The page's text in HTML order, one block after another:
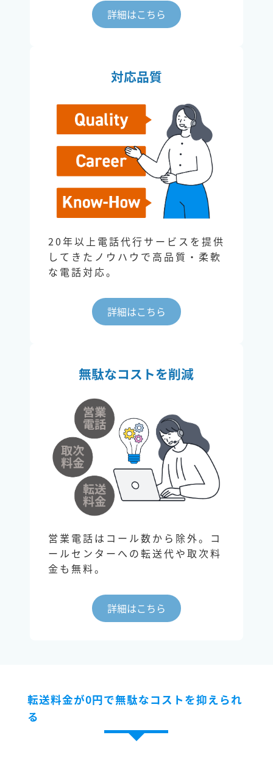
詳細はこちら
対応品質
20年以上電話代行サービスを提供
してきたノウハウで高品質・柔軟
な電話対応。
詳細はこちら
無駄なコストを削減
営業電話はコール数から除外。コ
ールセンターへの転送代や取次料
金も無料。
詳細はこちら
転送料金が0円で無駄なコストを抑えられ
る